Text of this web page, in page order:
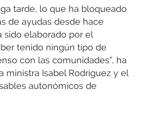
tarde, lo que ha bloqueado
de ayudas desde hace
sido elaborado por el
tenido ningún tipo de
con las comunidades”, ha
ministra Isabel Rodríguez y el
autonómicos de